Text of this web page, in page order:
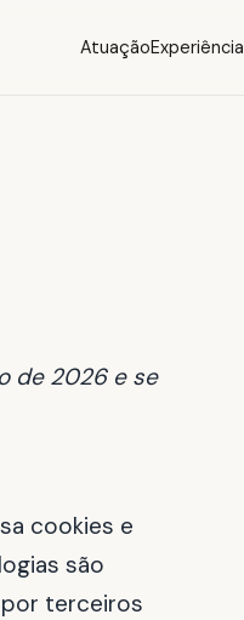
AtuaçãoExperiência
de 2026 e se
cookies e
são
terceiros